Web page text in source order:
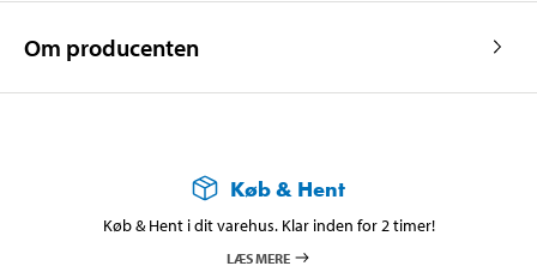
Om producenten
Køb & Hent
Køb & Hent i dit varehus. Klar inden for 2 timer!
LÆS MERE